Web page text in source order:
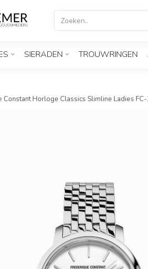
SIERADEN TROUWRINGEN
Constant Horloge Classics Slimline Ladies